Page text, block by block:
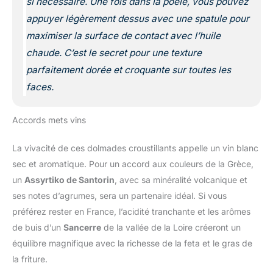
appuyer légèrement dessus avec une spatule pour
maximiser la surface de contact avec l’huile
chaude. C’est le secret pour une texture
parfaitement dorée et croquante sur toutes les
faces.
Accords mets vins
La vivacité de ces dolmades croustillants appelle un vin blanc
sec et aromatique. Pour un accord aux couleurs de la Grèce,
un Assyrtiko de Santorin , avec sa minéralité volcanique et
ses notes d’agrumes, sera un partenaire idéal. Si vous
préférez rester en France, l’acidité tranchante et les arômes
de buis d’un Sancerre de la vallée de la Loire créeront un
équilibre magnifique avec la richesse de la feta et le gras de
la friture.